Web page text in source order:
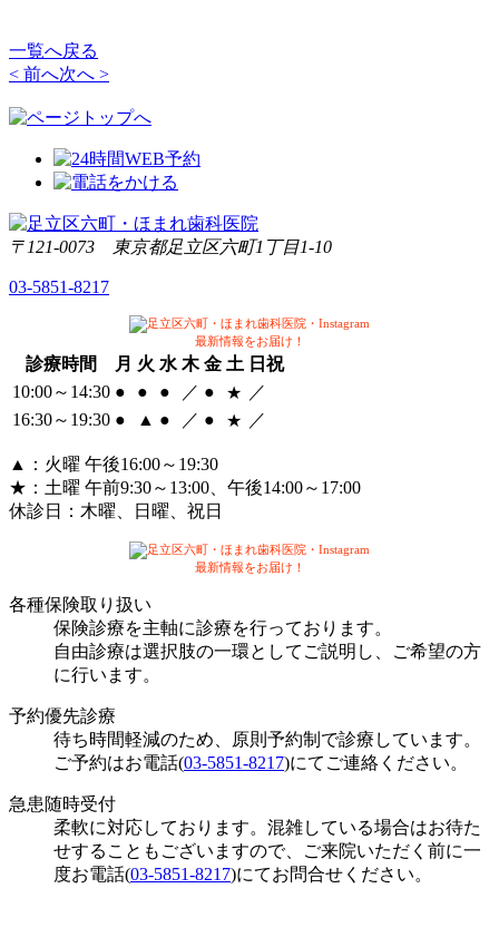
一覧へ戻る
< 前へ次へ >
〒121-0073 東京都足立区六町1丁目1-10
03-5851-8217
最新情報をお届け！
診療時間 月 火 水 木 金 土 日祝
10:00～14:30 ● ● ● ／ ● ★ ／
16:30～ 19:30 ● ▲ ● ／ ● ★ ／
▲
：火曜 午後16:00～19:30
★ ：土曜 午前9:30～13:00、午後14:00～17:00
休診日： 木曜、日曜、祝日
最新情報をお届け！
各種保険取り扱い
保険診療を主軸に診療を行っております。
自由診療は選択肢の一環としてご説明し、ご希望の方
に行います。
予約優先診療
待ち時間軽減のため、原則予約制で診療しています。
ご予約はお電話(03-5851-8217)にてご連絡ください。
急患随時受付
柔軟に対応しております。混雑している場合はお待た
せすることもございますので、ご来院いただく前に一
度お電話(03-5851-8217)にてお問合せください。